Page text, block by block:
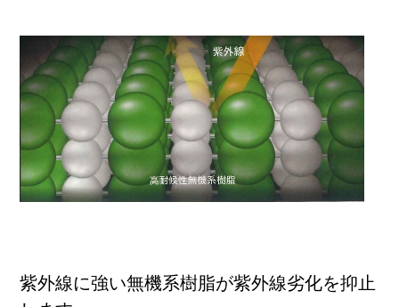
紫外線に強い無機系樹脂が紫外線劣化を抑止